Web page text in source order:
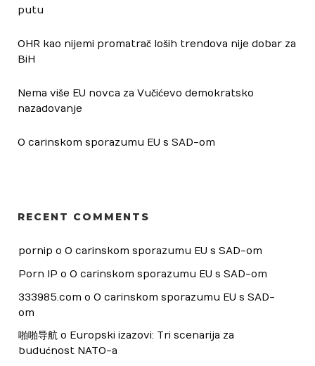
putu
OHR kao nijemi promatrač loših trendova nije dobar za
BiH
Nema više EU novca za Vučićevo demokratsko
nazadovanje
O carinskom sporazumu EU s SAD-om
RECENT COMMENTS
pornip o O carinskom sporazumu EU s SAD-om
Porn IP o O carinskom sporazumu EU s SAD-om
333985.com o O carinskom sporazumu EU s SAD-
om
啪啪导航 o Europski izazovi: Tri scenarija za
budućnost NATO-a